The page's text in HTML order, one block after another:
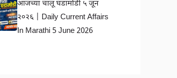
आजच्या चालू घडामोडी ५ जून
२०२६ | Daily Current Affairs
In Marathi 5 June 2026